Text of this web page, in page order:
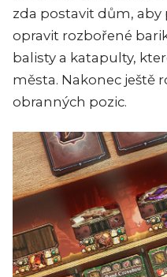
zda postavit dům, aby
opravit rozbořené
balisty a katapulty,
města. Nakonec ještě
obranných pozic.